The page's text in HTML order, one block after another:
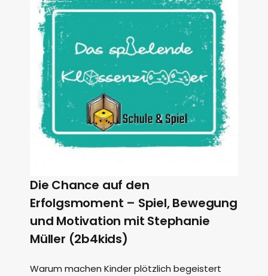
Die Chance auf den
Erfolgsmoment – Spiel, Bewegung
und Motivation mit Stephanie
Müller (2b4kids)
Warum machen Kinder plötzlich begeistert